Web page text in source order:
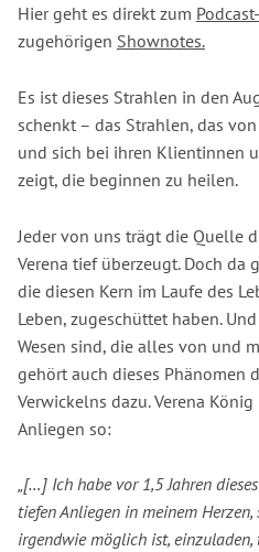
Hier geht es direkt zum
zugehörigen Shownotes.
Es ist dieses Strahlen in den
schenkt – das Strahlen, das
und sich bei ihren Klientinnen
zeigt, die beginnen zu heilen.
Jeder von uns trägt die Quelle
Verena tief überzeugt. Doch da
die diesen Kern im Laufe des
Leben, zugeschüttet haben.
Wesen sind, die alles von und
gehört auch dieses Phänomen
Verwickelns dazu. Verena
Anliegen so:
„[…] Ich habe vor 1,5 Jahren
tiefen Anliegen in meinem
irgendwie möglich ist,